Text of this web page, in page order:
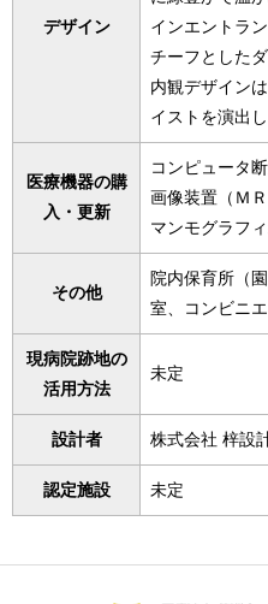
デザイン
インエントラ
チーフとした
内観デザイン
イストを演出し
医療機器の購
入・更新
コンピュータ
画像装置（Ｍ
マンモグラフ
その他
院内保育所（
室、コンビニ
現病院跡地の
活用方法
未定
設計者 株式会社 梓設
認定施設 未定